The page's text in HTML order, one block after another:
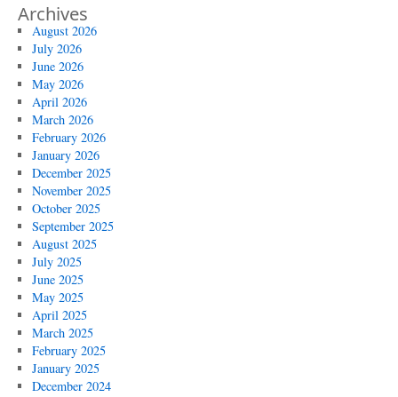
Archives
August 2026
July 2026
June 2026
May 2026
April 2026
March 2026
February 2026
January 2026
December 2025
November 2025
October 2025
September 2025
August 2025
July 2025
June 2025
May 2025
April 2025
March 2025
February 2025
January 2025
December 2024